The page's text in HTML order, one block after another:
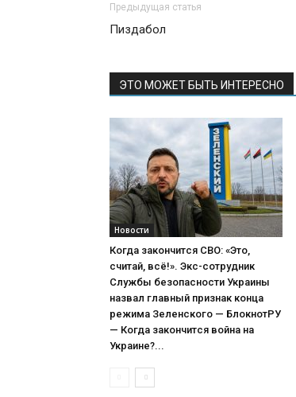
Предыдущая статья
Пиздабол
ЭТО МОЖЕТ БЫТЬ ИНТЕРЕСНО
Новости
Когда закончится СВО: «Это,
считай, всё!». Экс-сотрудник
Службы безопасности Украины
назвал главный признак конца
режима Зеленского — БлокнотРУ
— Когда закончится война на
Украине?...